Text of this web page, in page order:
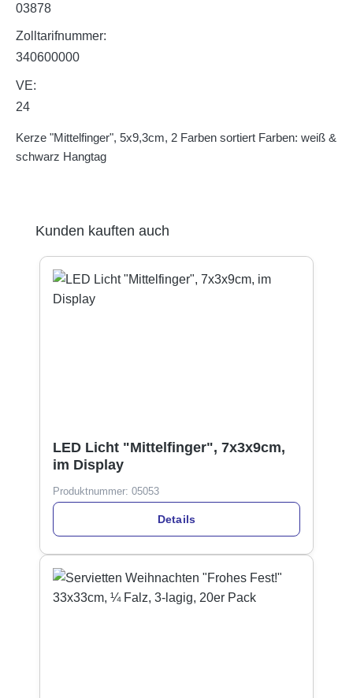
03878
Zolltarifnummer:
340600000
VE:
24
Kerze "Mittelfinger", 5x9,3cm, 2 Farben sortiert Farben: weiß &
schwarz Hangtag
Produktgalerie überspringen
Kunden kauften auch
LED Licht "Mittelfinger", 7x3x9cm,
im Display
Produktnummer: 05053
Details